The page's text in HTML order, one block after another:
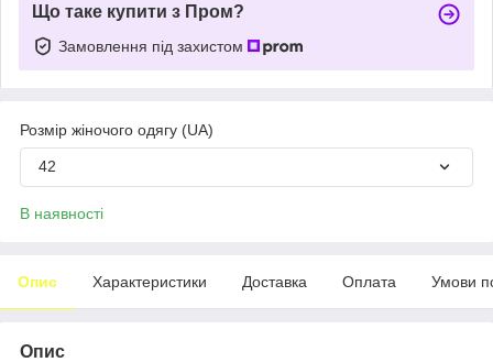
Що таке купити з Пром?
Замовлення під захистом
Розмір жіночого одягу (UA)
42
В наявності
Опис Характеристики Доставка Оплата Умови
Опис